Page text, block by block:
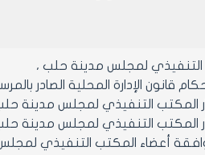
التنفيذي لمجلس مدينة حلب ،
قانون الإدارة المحلية الصادر بالمرسوم
التنفيذي لمجلس مدينة حلب رقم /184/
التنفيذي لمجلس مدينة حلب رقم /575/
أعضاء المكتب التنفيذي لمجلس مدينة